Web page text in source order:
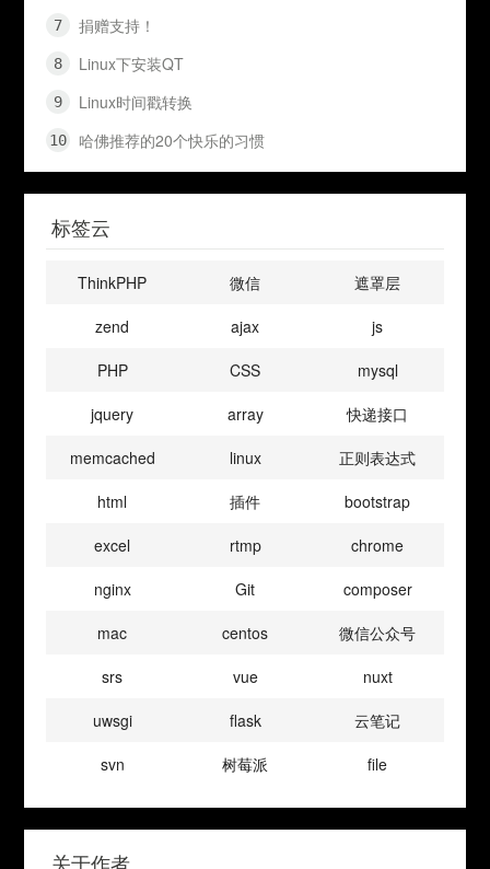
捐赠支持！
Linux下安装QT
Linux时间戳转换
哈佛推荐的20个快乐的习惯
标签云
ThinkPHP 微信
遮罩层
zend
ajax
js
PHP
CSS
mysql
jquery
array
快递接口
memcached
linux
正则表达式
html
插件
bootstrap
excel
rtmp
chrome
nginx
Git
composer
mac
centos
微信公众号
srs
vue
nuxt
uwsgi
flask
云笔记
svn
树莓派 file
关于作者